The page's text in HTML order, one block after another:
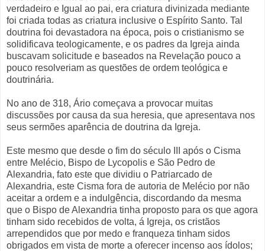
verdadeiro e Igual ao pai, era criatura divinizada mediante
foi criada todas as criatura inclusive o Espírito Santo. Tal
doutrina foi devastadora na época, pois o cristianismo se
solidificava teologicamente, e os padres da Igreja ainda
buscavam solicitude e baseados na Revelação pouco a
pouco resolveriam as questões de ordem teológica e
doutrinária.
No ano de 318, Ário começava a provocar muitas
discussões por causa da sua heresia, que apresentava nos
seus sermões aparência de doutrina da Igreja.
Este mesmo que desde o fim do século III após o Cisma
entre Melécio, Bispo de Lycopolis e São Pedro de
Alexandria, fato este que dividiu o Patriarcado de
Alexandria, este Cisma fora de autoria de Melécio por não
aceitar a ordem e a indulgência, discordando da mesma
que o Bispo de Alexandria tinha proposto para os que agora
tinham sido recebidos de volta, á Igreja, os cristãos
arrependidos que por medo e franqueza tinham sidos
obrigados em vista de morte a oferecer incenso aos ídolos;